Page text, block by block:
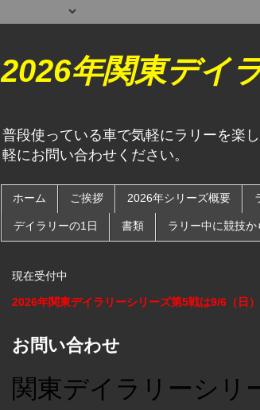
2026年関東デイ
普段使っている車で気軽にラリーを楽
軽にお問い合わせください。
ホーム ご挨拶 2026年シリーズ概要
デイラリーの1日 書類 ラリー中に競技
現在受付中
2026年関東デイラリーシリーズ第5戦は9/6（日）
お問い合わせ